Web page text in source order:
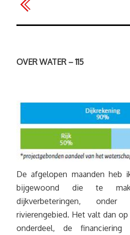
OVER WATER – 115
De afgelopen maanden heb
bijgewoond die te
dijkverbeteringen,
rivierengebied. Het valt dan
onderdeel, de financiering